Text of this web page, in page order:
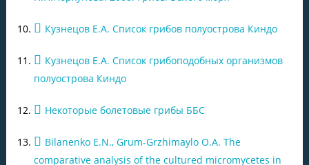
Кузнецов Е.А. Список грибов полуострова Киндо
Кузнецов Е.А. Список грибоподобных организмов
полуострова Киндо
Некоторые болетовые грибы ББС
Bilanenko E.N., Grum-Grzhimaylo O.A. The
comparative analysis of the cultured micromycetes in